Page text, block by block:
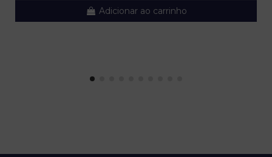
Adicionar ao carrinho